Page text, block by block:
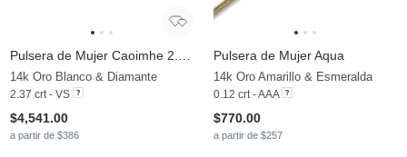
Pulsera de Mujer Caoimhe 2.0 mm
14k Oro Blanco & Diamante
2.37 crt - VS
$4,541.00
a partir de $386
Pulsera de Mujer Aqua
14k Oro Amarillo & Esmeralda
0.12 crt - AAA
$770.00
a partir de $257